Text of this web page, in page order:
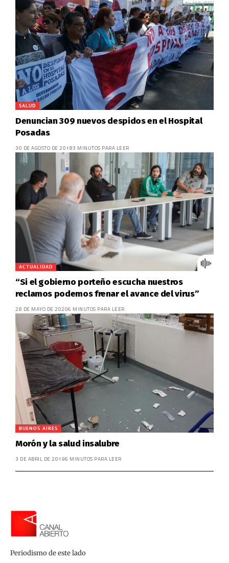
SALUD
Denuncian 309 nuevos despidos en el Hospital
Posadas
30 DE AGOSTO DE 20183 MINUTOS PARA LEER
ACTUALIDAD
“Si el gobierno porteño escucha nuestros
reclamos podemos frenar el avance del virus”
28 DE MAYO DE 20206 MINUTOS PARA LEER
BUENOS AIRES
Morón y la salud insalubre
3 DE ABRIL DE 20196 MINUTOS PARA LEER
Periodismo de este lado